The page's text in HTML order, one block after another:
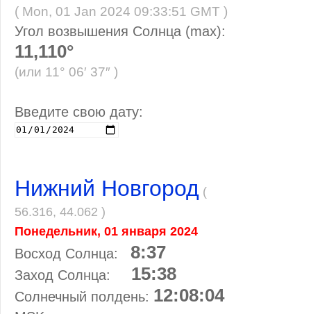
( Mon, 01 Jan 2024 09:33:51 GMT )
Угол возвышения Солнца (max):
11,110°
(или 11° 06′ 37″ )
Введите свою дату:
Нижний Новгород (
56.316, 44.062 )
Понедельник, 01 января 2024
Восход Солнца: 8:37
Заход Солнца: 15:38
Солнечный полдень: 12:08:04